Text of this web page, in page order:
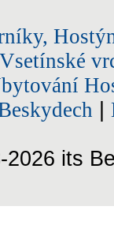
2026 its